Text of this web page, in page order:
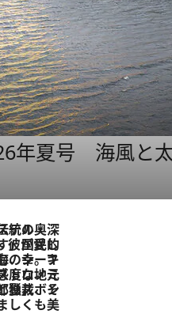
年夏号 海風と
歴史の光と影」